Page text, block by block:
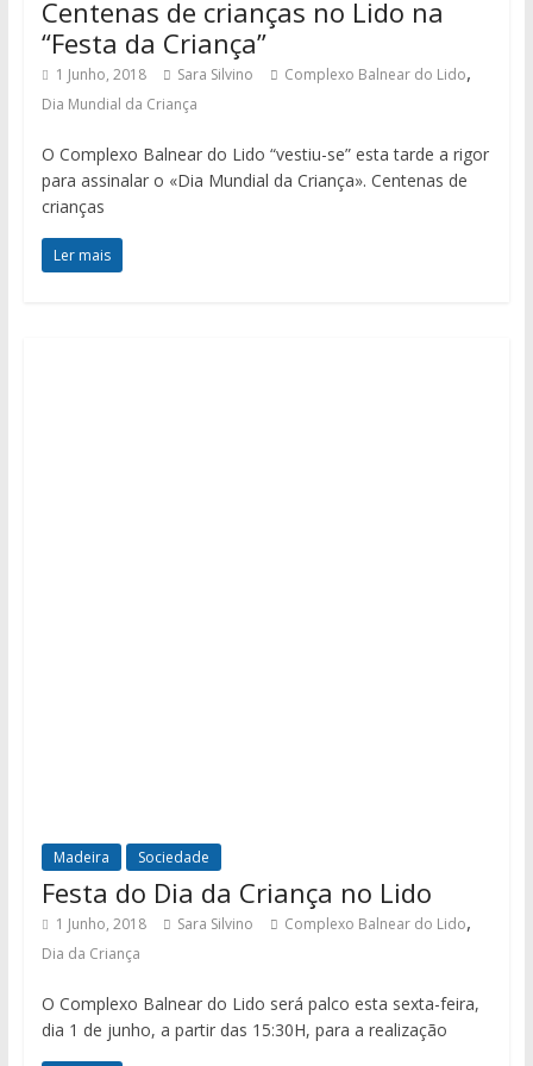
Centenas de crianças no Lido na
“Festa da Criança”
1 Junho, 2018 Sara Silvino Complexo Balnear do Lido,
Dia Mundial da Criança
O Complexo Balnear do Lido “vestiu-se” esta tarde a rigor
para assinalar o «Dia Mundial da Criança». Centenas de
crianças
Ler mais
Madeira Sociedade
Festa do Dia da Criança no Lido
1 Junho, 2018 Sara Silvino Complexo Balnear do Lido,
Dia da Criança
O Complexo Balnear do Lido será palco esta sexta-feira,
dia 1 de junho, a partir das 15:30H, para a realização